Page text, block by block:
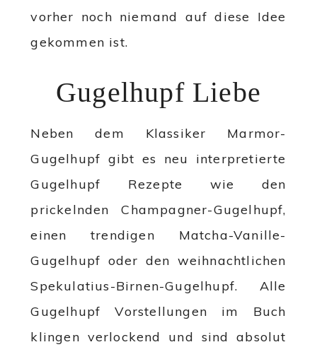
vorher noch niemand auf diese Idee
gekommen ist.
Gugelhupf Liebe
Neben dem Klassiker Marmor-
Gugelhupf gibt es neu interpretierte
Gugelhupf Rezepte wie den
prickelnden Champagner-Gugelhupf,
einen trendigen Matcha-Vanille-
Gugelhupf oder den weihnachtlichen
Spekulatius-Birnen-Gugelhupf. Alle
Gugelhupf Vorstellungen im Buch
klingen verlockend und sind absolut